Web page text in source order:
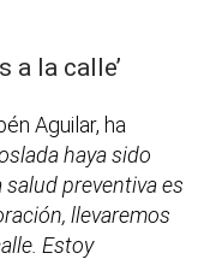
a la calle’
Aguilar, ha
haya sido
preventiva es
llevaremos
Estoy